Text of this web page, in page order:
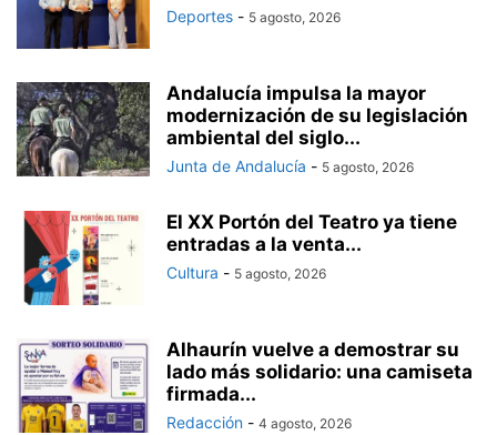
Deportes - 5 agosto, 2026
Andalucía impulsa la mayor
modernización de su legislación
ambiental del siglo...
Junta de Andalucía - 5 agosto, 2026
El XX Portón del Teatro ya tiene
entradas a la venta...
Cultura - 5 agosto, 2026
Alhaurín vuelve a demostrar su
lado más solidario: una camiseta
firmada...
Redacción - 4 agosto, 2026